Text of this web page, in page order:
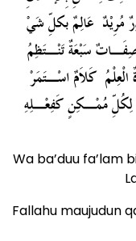
Wa ba’duu fa’lam
Fallahu maujudun